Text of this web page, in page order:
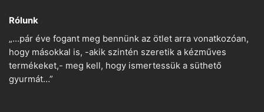
Rólunk
„…pár éve fogant meg bennünk az ötlet arra vonatkozóan,
hogy másokkal is, -akik szintén szeretik a kézműves
termékeket,- meg kell, hogy ismertessük a süthető
gyurmát…”